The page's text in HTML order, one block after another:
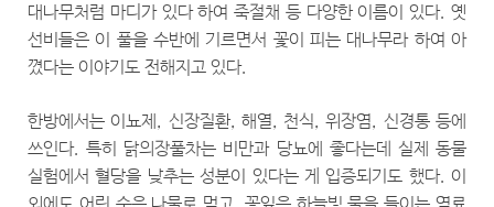
대나무처럼 마디가 있다 하여 죽절채 등 다양한 이름이 있다. 옛
선비들은 이 풀을 수반에 기르면서 꽃이 피는 대나무라 하여 아
꼈다는 이야기도 전해지고 있다.
한방에서는 이뇨제, 신장질환, 해열, 천식, 위장염, 신경통 등에
쓰인다. 특히 닭의장풀차는 비만과 당뇨에 좋다는데 실제 동물
실험에서 혈당을 낮추는 성분이 있다는 게 입증되기도 했다. 이